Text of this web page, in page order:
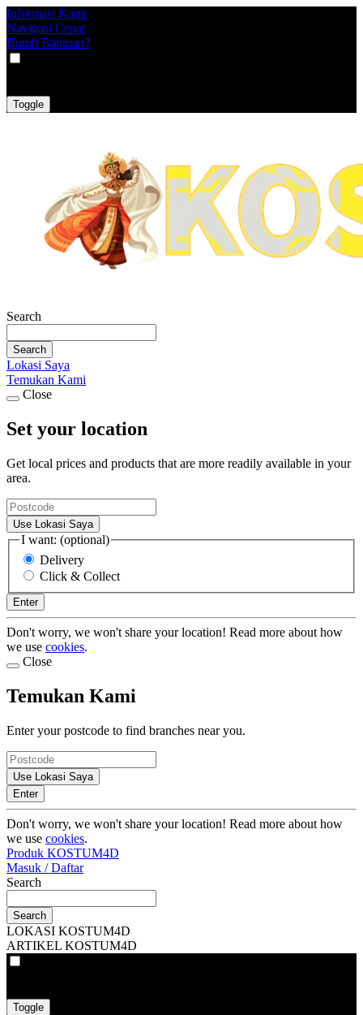
Informasi Kami
Navigasi Cepat
Butuh Bantuan?
Toggle
Search
Search
Lokasi Saya
Temukan Kami
Close
Set your location
Get local prices and products that are more readily available in your
area.
Use Lokasi Saya
I want: (optional)
Delivery
Click & Collect
Enter
Don't worry, we won't share your location! Read more about how
we use cookies.
Close
Temukan Kami
Enter your postcode to find branches near you.
Use Lokasi Saya
Enter
Don't worry, we won't share your location! Read more about how
we use cookies.
Produk KOSTUM4D
Masuk / Daftar
Search
Search
LOKASI KOSTUM4D
ARTIKEL KOSTUM4D
Toggle